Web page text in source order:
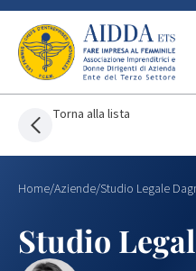
Torna alla lista
Home/Aziende/Studio Legale
Studio